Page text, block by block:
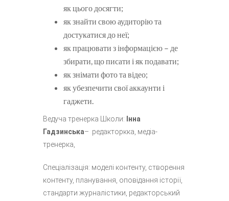
як цього досягти;
як знайти свою аудиторію та
достукатися до неї;
як працювати з інформацією – де
збирати, що писати і як подавати;
як знімати фото та відео;
як убезпечити свої аккаунти і
гаджети.
Ведуча тренерка Школи: Інна
Гадзинська– редакторкка, медіа-
тренерка,
Спеціалізація: моделі контенту, створення
контенту, планування, оповідання історії,
стандарти журналістики, редакторський